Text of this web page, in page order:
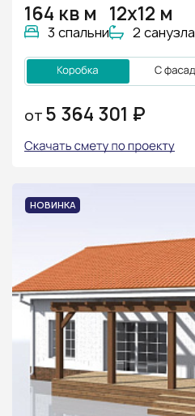
164 кв м
3 спальни
12х12 м
2 санузла
ОТ 5 364 301 ₽
НОВИНКА